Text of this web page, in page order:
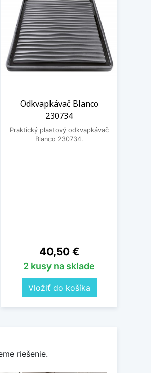
Odkvapkávač Blanco
230734
Praktický plastový odkvapkávač
Blanco 230734.
Cena
40,50 €
2 kusy na sklade
Vložiť do košíka
riešenie.